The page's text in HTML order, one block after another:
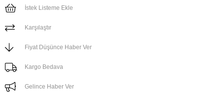
İstek Listeme Ekle
Karşılaştır
Fiyat Düşünce Haber Ver
Kargo Bedava
Gelince Haber Ver